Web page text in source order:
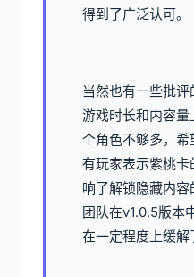
得到了广泛认可。
当然也有一些批
游戏时长和内容
个角色不够多，
有玩家表示紫桃
响了解锁隐藏内
团队在v1.0.5版本
在一定程度上缓解